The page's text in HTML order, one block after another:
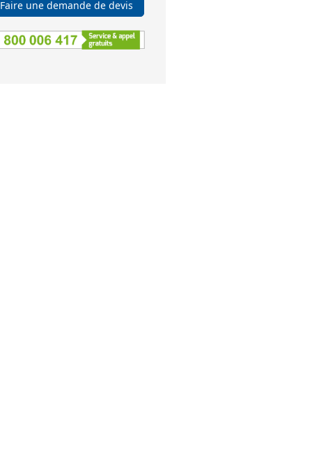
Faire une demande de devis